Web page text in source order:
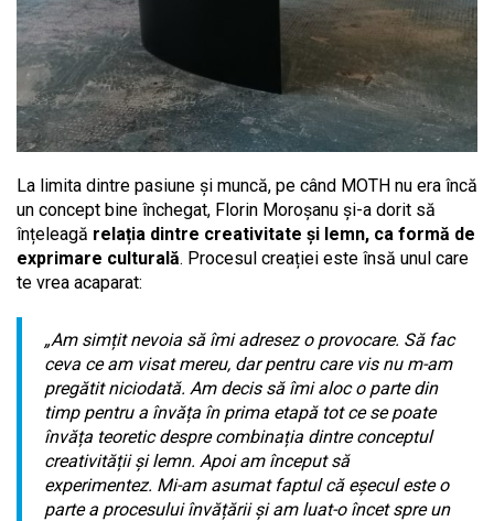
La limita dintre pasiune și muncă, pe când MOTH nu era încă
un concept bine închegat, Florin Moroșanu și-a dorit să
înțeleagă relația dintre creativitate și lemn, ca formă de
exprimare culturală. Procesul creației este însă unul care
te vrea acaparat:
„Am simțit nevoia să îmi adresez o provocare. Să fac
ceva ce am visat mereu, dar pentru care vis nu m-am
pregătit niciodată. Am decis să îmi aloc o parte din
timp pentru a învăța în prima etapă tot ce se poate
învăța teoretic despre combinația dintre conceptul
creativității și lemn. Apoi am început să
experimentez. Mi-am asumat faptul că eșecul este o
parte a procesului învățării și am luat-o încet spre un